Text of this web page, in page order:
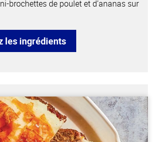
brochettes de poulet et d’ananas sur
les ingrédients